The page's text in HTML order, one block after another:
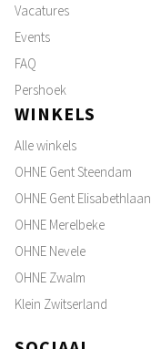
Vacatures
Events
FAQ
Pershoek
WINKELS
Alle winkels
OHNE Gent Steendam
OHNE Gent Elisabethlaan
OHNE Merelbeke
OHNE Nevele
OHNE Zwalm
Klein Zwitserland